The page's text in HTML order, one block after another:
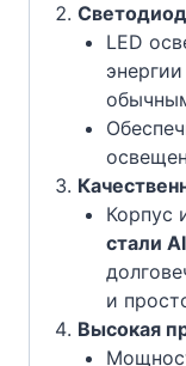
LED
Корпус
стали
и
Высокая